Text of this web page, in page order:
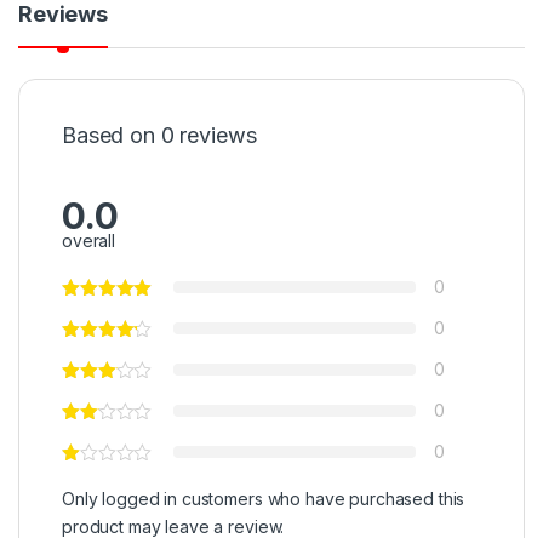
Reviews
Based on 0 reviews
0.0
overall
0
0
0
0
0
Only logged in customers who have purchased this
product may leave a review.